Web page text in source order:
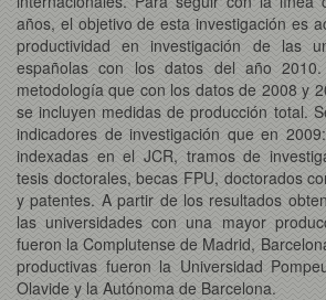
años, el objetivo de esta investigación es
productividad en investigación de las
españolas con los datos del año
metodología que con los datos de 2008 y
se incluyen medidas de producción total.
indicadores de investigación que en
indexadas en el JCR, tramos de
tesis doctorales, becas FPU, doctorados
y patentes. A partir de los resultados
las universidades con una mayor
fueron la Complutense de Madrid,
productivas fueron la Universidad
Olavide y la Autónoma de Barcelona.